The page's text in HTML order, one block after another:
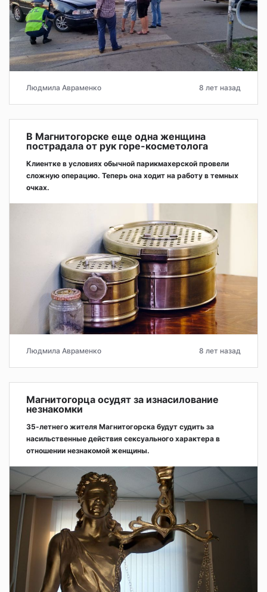
Людмила Авраменко 8 лет назад
В Магнитогорске еще одна женщина
пострадала от рук горе-косметолога
Клиентке в условиях обычной парикмахерской провели
сложную операцию. Теперь она ходит на работу в темных
очках.
Людмила Авраменко 8 лет назад
Магнитогорца осудят за изнасилование
незнакомки
35-летнего жителя Магнитогорска будут судить за
насильственные действия сексуального характера в
отношении незнакомой женщины.